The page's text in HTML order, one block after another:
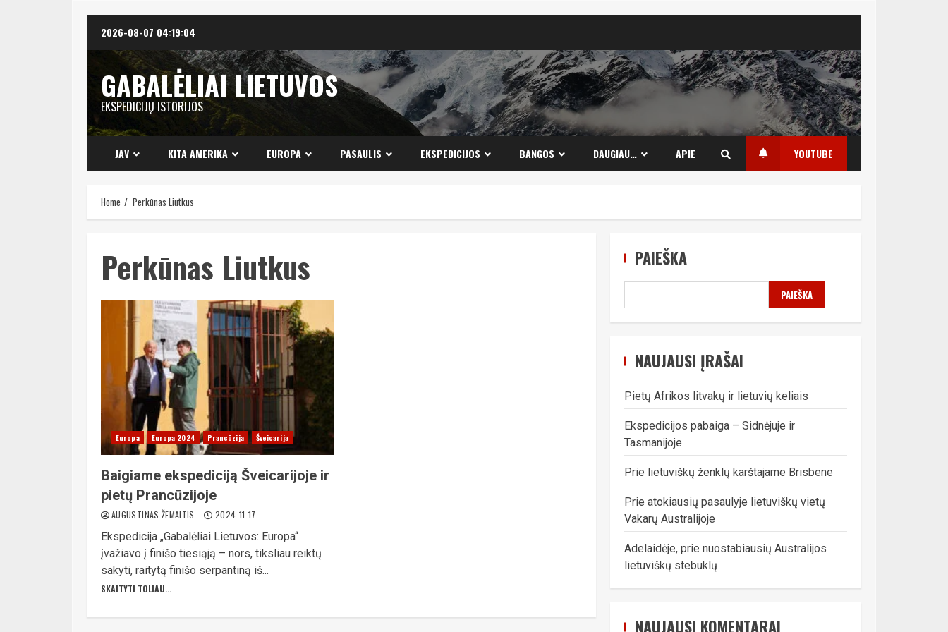
content
2026-08-07 04:19:04
GABALĖLIAI LIETUVOS
EKSPEDICIJŲ ISTORIJOS
JAV KITA AMERIKA EUROPA PASAULIS EKSPEDICIJOS BANGOS DAUGIAU… APIE YOUTUBE
Home Perkūnas Liutkus
Perkūnas Liutkus
Europa Europa 2024 Prancūzija Šveicarija
Baigiame ekspediciją Šveicarijoje ir
pietų Prancūzijoje
AUGUSTINAS ŽEMAITIS 2024-11-17
Ekspedicija „Gabalėliai Lietuvos: Europa“
įvažiavo į finišo tiesiąją – nors, tiksliau reiktų
sakyti, raitytą finišo serpantiną iš...
SKAITYTI TOLIAU...
PAIEŠKA
PAIEŠKA
NAUJAUSI ĮRAŠAI
Pietų Afrikos litvakų ir lietuvių keliais
Ekspedicijos pabaiga – Sidnėjuje ir
Tasmanijoje
Prie lietuviškų ženklų karštajame Brisbene
Prie atokiausių pasaulyje lietuviškų vietų
Vakarų Australijoje
Adelaidėje, prie nuostabiausių Australijos
lietuviškų stebuklų
NAUJAUSI KOMENTARAI